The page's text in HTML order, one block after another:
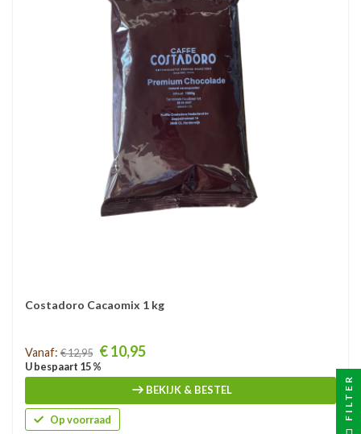
Costadoro Cacaomix 1 kg
Prijs
Vanaf: € 12,95 € 10,95
U bespaart 15 %
BEKIJK & BESTEL
Op voorraad FILTER